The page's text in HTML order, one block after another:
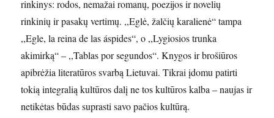
rinkinys: rodos, nemažai romanų, poezijos ir novelių
rinkinių ir pasakų vertimų. ,,Eglė, žalčių karalienė“ tampa
,,Egle, la reina de las áspides“, o ,,Lygiosios trunka
akimirką“ – ,,Tablas por segundos“. Knygos ir brošiūros
apibrėžia literatūros svarbą Lietuvai. Tikrai įdomu patirti
tokią integralią kultūros dalį ne tos kultūros kalba – naujas ir
netikėtas būdas suprasti savo pačios kultūrą.